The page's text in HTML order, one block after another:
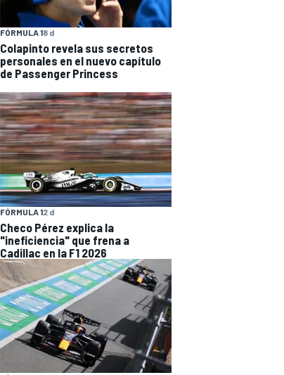
FÓRMULA 18 d
Colapinto revela sus secretos
personales en el nuevo capítulo
de Passenger Princess
FÓRMULA 12 d
Checo Pérez explica la
"ineficiencia" que frena a
Cadillac en la F1 2026